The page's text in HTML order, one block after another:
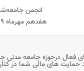
جامعه‌شناسی
مهرماه ۱۳۹۹
فعال درحوزه جامعه
حمایت های مالی شما در